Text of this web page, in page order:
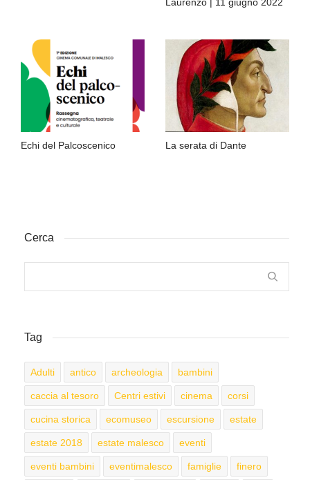
Echi del Palcoscenico La serata di Dante
Cerca
Tag
Adulti antico archeologia bambini
caccia al tesoro Centri estivi cinema corsi
cucina storica ecomuseo escursione estate
estate 2018 estate malesco eventi
eventi bambini eventimalesco famiglie finero